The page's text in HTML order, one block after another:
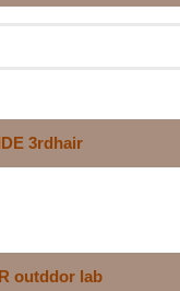
3rdhair
outddor lab